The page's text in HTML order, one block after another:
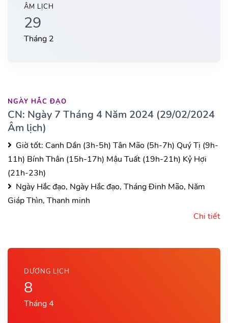
ÂM LỊCH
29
Tháng 2
NGÀY HẮC ĐẠO
CN: Ngày 7 Tháng 4 Năm 2024 (29/02/2024
Âm lịch)
Giờ tốt: Canh Dần (3h-5h) Tân Mão (5h-7h) Quý Tị (9h-
11h) Bính Thân (15h-17h) Mậu Tuất (19h-21h) Kỷ Hợi
(21h-23h)
Ngày Hắc đạo, Ngày Hắc đạo, Tháng Đinh Mão, Năm
Giáp Thìn, Thanh minh
Chi tiết
DƯƠNG LỊCH
8
Tháng 4